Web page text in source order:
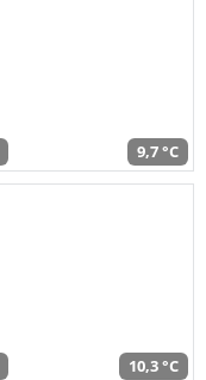
9,7 °C
10,3 °C